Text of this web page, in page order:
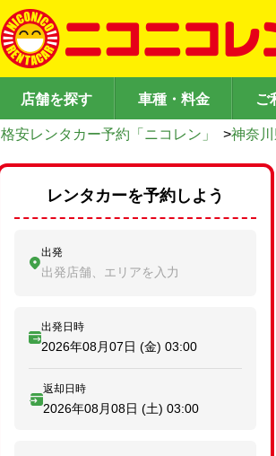
店舗を探す 車種・料金 ご
格安レンタカー予約「ニコレン」 >神奈
レンタカーを予約しよう
出発
出発店舗、エリアを入力
出発日時
2026年08月07日 (金) 03:00
返却日時
2026年08月08日 (土) 03:00